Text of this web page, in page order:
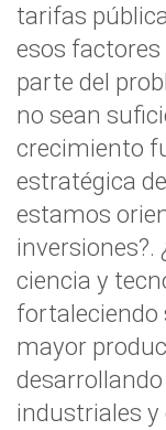
tarifas
esos
parte del
no sean
crecimiento
estratégica
estamos
inversiones?.
ciencia y
fortaleciendo
mayor
industriales y